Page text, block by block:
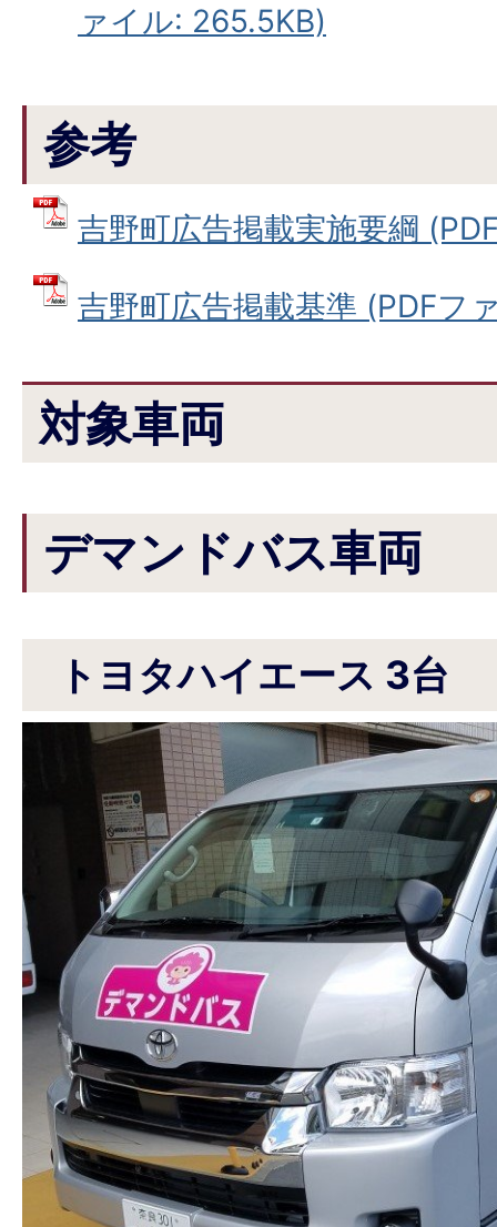
ァイル: 265.5KB)
参考
吉野町広告掲載実施要綱
吉野町広告掲載基準 (PDFフ
対象車両
デマンドバス車両
トヨタハイエース 3台